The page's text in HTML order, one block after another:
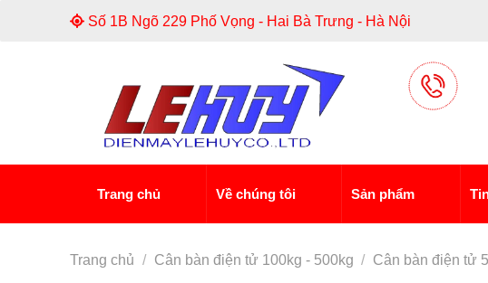
Số 1B Ngõ 229 Phố Vọng - Hai Bà Trưng - Hà Nội
Trang chủ Về chúng tôi Sản phẩm
Trang chủ / Cân bàn điện tử 100kg - 500kg / Cân bàn điện tử